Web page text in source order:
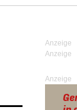
Anzeige